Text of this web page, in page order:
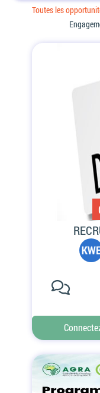
Toutes les